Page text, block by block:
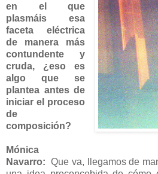
en el que
plasmáis esa
faceta eléctrica
de manera más
contundente y
cruda, ¿eso es
algo que se
plantea antes de
iniciar el proceso
de
composición?
Mónica
Navarro:Que va, llegamos de